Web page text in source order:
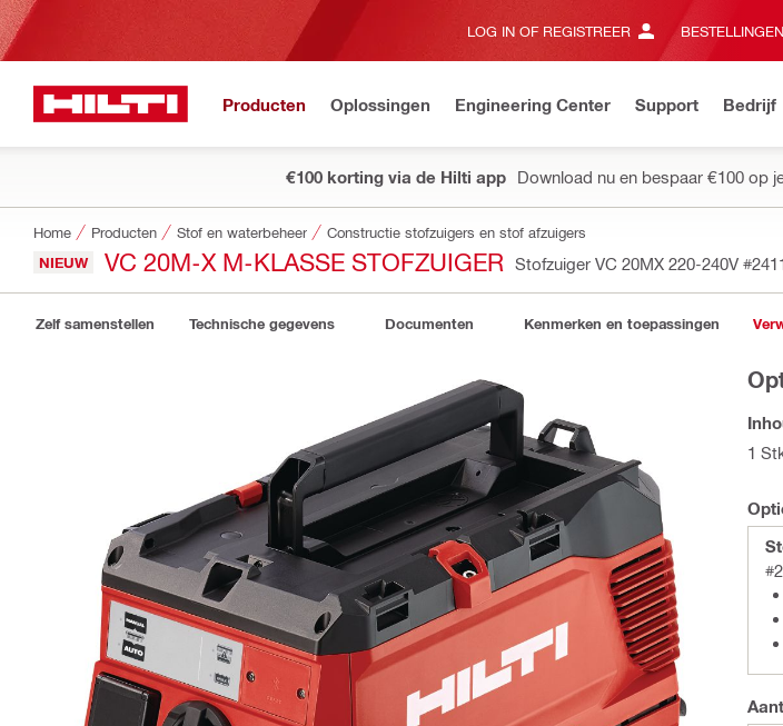
LOG IN OF REGISTREER BESTELLINGEN
Producten Oplossingen Engineering Center Support Bedrijf
€100 korting via de Hilti app Download nu en bespaar €100 op
Home Producten Stof en waterbeheer Constructie stofzuigers en stof afzuigers
NIEUW VC 20M-X M-KLASSE STOFZUIGER Stofzuiger VC 20MX 220-240V
Zelf samenstellen Technische gegevens Documenten Kenmerken en toepassingen
1